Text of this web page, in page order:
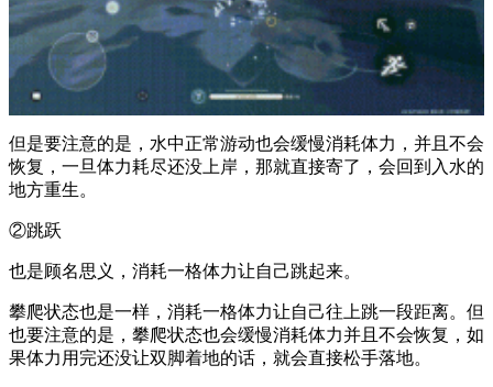
但是要注意的是，水中正常游动也会缓慢消耗体力，并且不会
恢复，一旦体力耗尽还没上岸，那就直接寄了，会回到入水的
地方重生。
②跳跃
也是顾名思义，消耗一格体力让自己跳起来。
攀爬状态也是一样，消耗一格体力让自己往上跳一段距离。但
也要注意的是，攀爬状态也会缓慢消耗体力并且不会恢复，如
果体力用完还没让双脚着地的话，就会直接松手落地。